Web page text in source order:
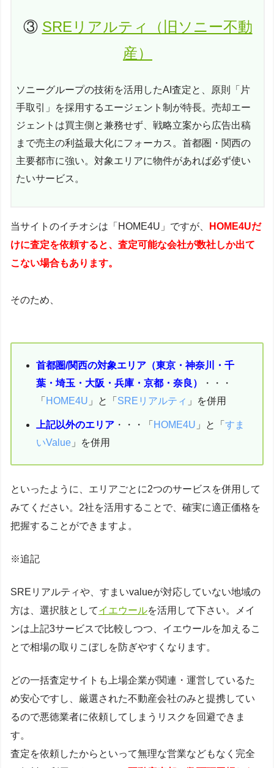
③ SREリアルティ（旧ソニー不動
産）
ソニーグループの技術を活用したAI査定と、原則「片
手取引」を採用するエージェント制が特長。売却エー
ジェントは買主側と兼務せず、戦略立案から広告出稿
まで売主の利益最大化にフォーカス。首都圏・関西の
主要都市に強い。対象エリアに物件があれば必ず使い
たいサービス。
当サイトのイチオシは「HOME4U」ですが、
HOME4Uだ
けに査定を依頼すると、査定可能な会社が数社しか出て
こない場合もあります。
そのため、
首都圏/関西の対象エリア（東京・神奈川・千
葉・埼玉・大阪・兵庫・京都・奈良）
・・・
「 HOME4U 」と「 SREリアルティ 」を併用
上記以外のエリア ・・・「 HOME4U 」と「 すま
いValue 」を併用
といったように、エリアごとに2つのサービスを併用して
みてください。2社を活用することで、確実に適正価格を
把握することができますよ。
※追記
SREリアルティや、すまいvalueが対応していない地域の
方は、選択肢としてイエウールを活用して下さい。メイ
ンは上記3サービスで比較しつつ、イエウールを加えるこ
とで相場の取りこぼしを防ぎやすくなります。
どの一括査定サイトも上場企業が関連・運営しているた
め安心ですし、厳選された不動産会社のみと提携してい
るので悪徳業者に依頼してしまうリスクを回避できま
す。
査定を依頼したからといって無理な営業などもなく完全